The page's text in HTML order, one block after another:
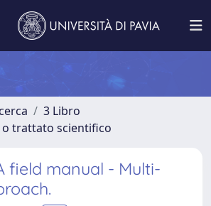
3 Libro
trattato scientifico
field manual - Multi-